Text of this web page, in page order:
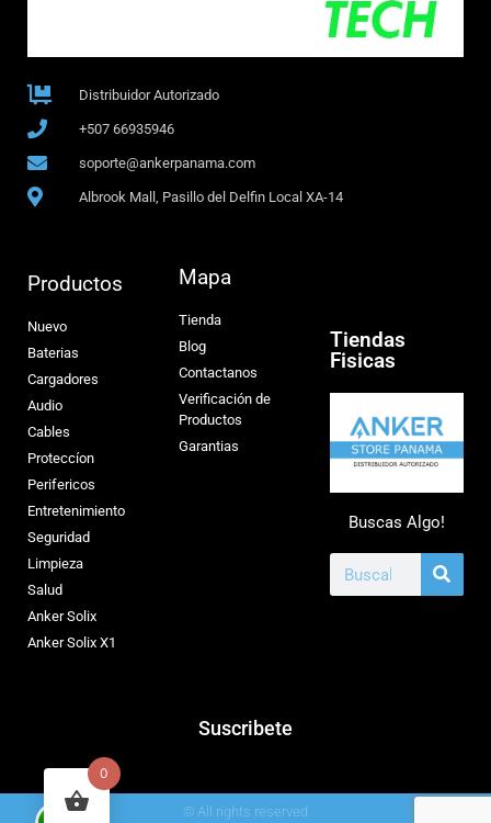
Distribuidor Autorizado
+507 66935946
soporte@ankerpanama.com
Albrook Mall, Pasillo del Delfin Local XA-14
Productos
Nuevo
Baterias
Cargadores
Audio
Cables
Proteccíon
Perifericos
Entretenimiento
Seguridad
Limpieza
Salud
Anker Solix
Anker Solix X1
Mapa
Tienda
Blog
Contactanos
Verificación de
Productos
Garantias
Tiendas
Fisicas
Buscas Algo!
Suscribete
© All rights reserved
0